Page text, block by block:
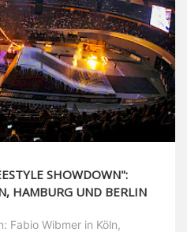
SHOWDOWN":
HAMBURG UND BERLIN
Fabio Wibmer in Köln,